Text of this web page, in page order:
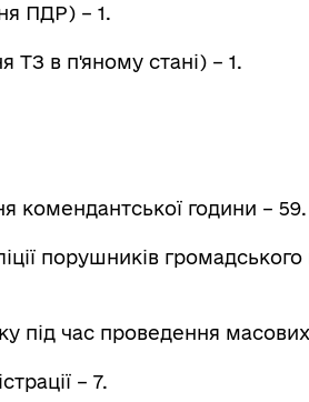
ПДР) – 1.
ТЗ в п'яному стані) – 1.
комендантської години – 59.
порушників
під час проведення масових
– 7.